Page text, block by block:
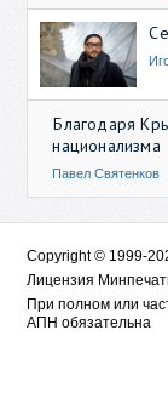
Благодаря
национализма
Павел Святенков
Copyright © 1999-
Лицензия
При полном или
АПН обязательна